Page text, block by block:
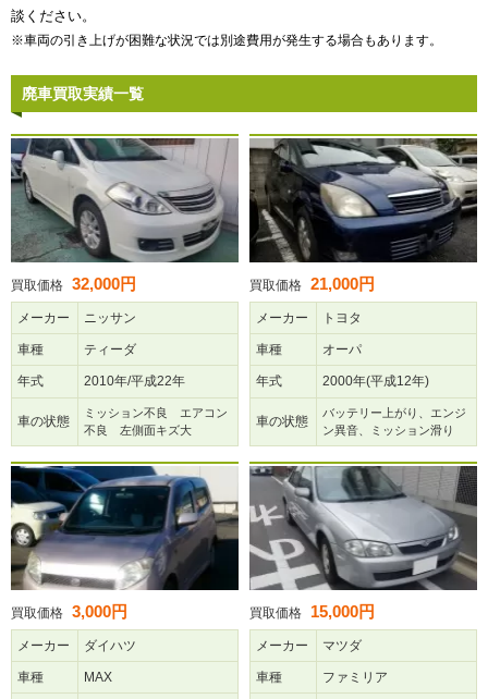
談ください。
※車両の引き上げが困難な状況では別途費用が発生する場合もあります。
廃車買取実績一覧
買取価格 32,000円
メーカー ニッサン
車種 ティーダ
年式 2010年/平成22年
車の状態
ミッション不良 エアコン
不良 左側面キズ大
買取価格 21,000円
メーカー トヨタ
車種 オーパ
年式 2000年(平成12年)
車の状態
バッテリー上がり、エンジ
ン異音、ミッション滑り
買取価格 3,000円
メーカー ダイハツ
車種 MAX
買取価格 15,000円
メーカー マツダ
車種 ファミリア